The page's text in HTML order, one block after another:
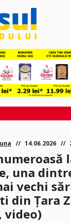
14.06.2026
una
vechi
din Țara
video)